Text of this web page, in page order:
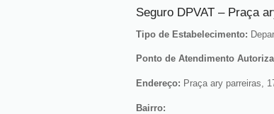
Seguro DPVAT – Praça
Tipo de Estabelecimento:
Ponto de Atendimento
Endereço: Praça ary parreiras,
Bairro: